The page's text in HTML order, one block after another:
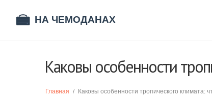
Каковы особенности
Главная / Каковы особенности тропического климата: